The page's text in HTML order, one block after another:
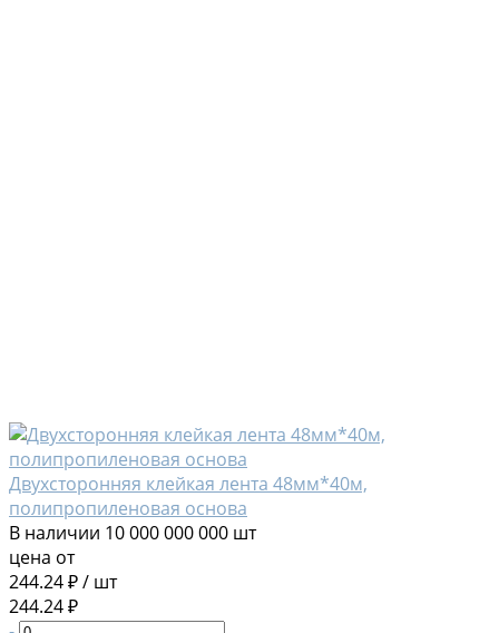
Двухсторонняя клейкая лента 48мм*40м,
полипропиленовая основа
В наличии 10 000 000 000 шт
цена от
244.24 ₽/ шт
244.24 ₽